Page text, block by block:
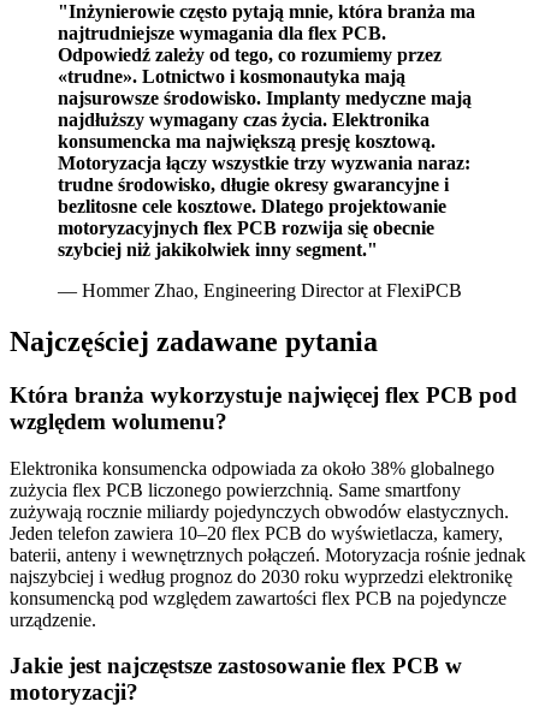
"Inżynierowie często pytają mnie, która branża ma
najtrudniejsze wymagania dla flex PCB.
Odpowiedź zależy od tego, co rozumiemy przez
«trudne». Lotnictwo i kosmonautyka mają
najsurowsze środowisko. Implanty medyczne mają
najdłuższy wymagany czas życia. Elektronika
konsumencka ma największą presję kosztową.
Motoryzacja łączy wszystkie trzy wyzwania naraz:
trudne środowisko, długie okresy gwarancyjne i
bezlitosne cele kosztowe. Dlatego projektowanie
motoryzacyjnych flex PCB rozwija się obecnie
szybciej niż jakikolwiek inny segment."
— Hommer Zhao, Engineering Director at FlexiPCB
Najczęściej zadawane pytania
Która branża wykorzystuje najwięcej flex PCB pod
względem wolumenu?
Elektronika konsumencka odpowiada za około 38% globalnego
zużycia flex PCB liczonego powierzchnią. Same smartfony
zużywają rocznie miliardy pojedynczych obwodów elastycznych.
Jeden telefon zawiera 10–20 flex PCB do wyświetlacza, kamery,
baterii, anteny i wewnętrznych połączeń. Motoryzacja rośnie jednak
najszybciej i według prognoz do 2030 roku wyprzedzi elektronikę
konsumencką pod względem zawartości flex PCB na pojedyncze
urządzenie.
Jakie jest najczęstsze zastosowanie flex PCB w
motoryzacji?